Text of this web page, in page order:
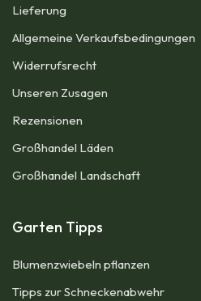
Lieferung
Allgemeine Verkaufsbedingungen​
Widerrufsrecht
Unseren Zusagen
Rezensionen​
Großhandel Läden
Großhandel Landschaft
Garten Tipps
Blumenzwiebeln pflanzen
Tipps zur Schneckenabwehr